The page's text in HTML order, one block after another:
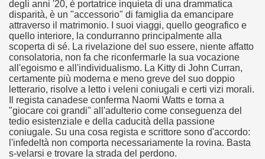
degli anni '20, è portatrice inquieta di una drammatica
disparità, è un "accessorio" di famiglia da emancipare
attraverso il matrimonio. I suoi viaggi, quello geografico e
quello interiore, la condurranno principalmente alla
scoperta di sé. La rivelazione del suo essere, niente affatto
consolatoria, non fa che riconfermarle la sua vocazione
all'egoismo e all'individualismo. La Kitty di John Curran,
certamente più moderna e meno greve del suo doppio
letterario, risolve a letto i veleni coniugali e certi vizi morali.
Il regista canadese conferma Naomi Watts e torna a
"giocare coi grandi" all'adulterio come conseguenza del
tedio esistenziale e della caducità della passione
coniugale. Su una cosa regista e scrittore sono d'accordo:
l'infedeltà non comporta necessariamente la rovina. Basta
s-velarsi e trovare la strada del perdono.
Se Ti Piacciono nel mese di Settembre 2013.
Se Ti Piacciono nel mese di Dicembre 2013.
Scorsese
mondo migliore.